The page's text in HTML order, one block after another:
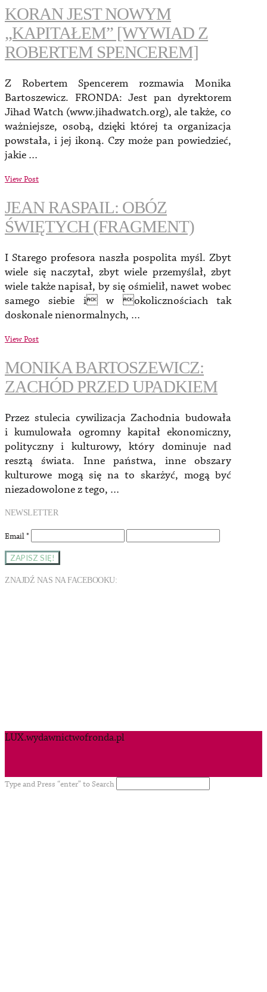
KORAN JEST NOWYM
„KAPITAŁEM” [WYWIAD Z
ROBERTEM SPENCEREM]
Z Robertem Spencerem rozmawia Monika
Bartoszewicz. FRONDA: Jest pan dyrektorem
Jihad Watch (www.jihadwatch.org), ale także, co
ważniejsze, osobą, dzięki której ta organizacja
powstała, i jej ikoną. Czy może pan powiedzieć,
jakie …
View Post
JEAN RASPAIL: OBÓZ
ŚWIĘTYCH (FRAGMENT)
I Starego profesora naszła pospolita myśl. Zbyt
wiele się naczytał, zbyt wiele przemyślał, zbyt
wiele także napisał, by się ośmielił, nawet wobec
samego siebie i w okolicznościach tak
doskonale nienormalnych, …
View Post
MONIKA BARTOSZEWICZ:
ZACHÓD PRZED UPADKIEM
Przez stulecia cywilizacja Zachodnia budowała
i kumulowała ogromny kapitał ekonomiczny,
polityczny i kulturowy, który dominuje nad
resztą świata. Inne państwa, inne obszary
kulturowe mogą się na to skarżyć, mogą być
niezadowolone z tego, …
NEWSLETTER
Email*
ZNAJDŹ NAS NA FACEBOOKU:
LUX.wydawnictwofronda.pl
Type and Press “enter” to Search